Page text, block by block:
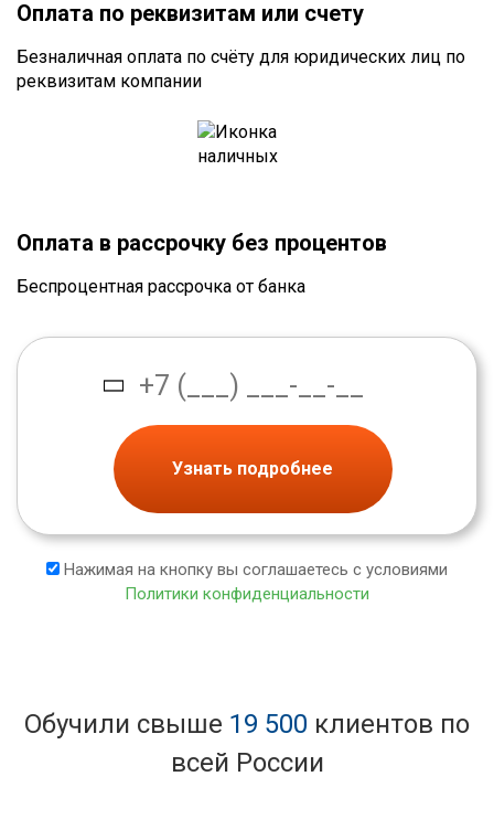
Оплата по реквизитам или счету
Безналичная оплата по счёту для юридических лиц по
реквизитам компании
Оплата в рассрочку без процентов
Беспроцентная рассрочка от банка
Узнать подробнее
Нажимая на кнопку вы соглашаетесь с условиями
Политики конфиденциальности
Обучили свыше 19 500 клиентов по
всей России